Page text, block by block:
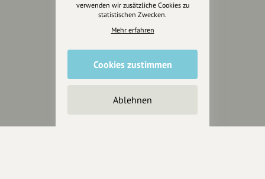
Design & Branding
Anakin Design
Unterstütze
unsere Plattform
verwenden wir zusätzliche Cookies zu
statistischen Zwecken.
Mehr erfahren
Cookies zustimmen
Ablehnen